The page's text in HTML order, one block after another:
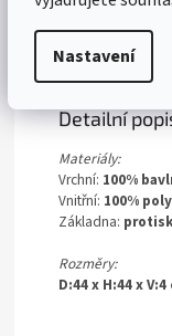
Nastavení
Detailní
Materiály:
Vrchní: 100%
Vnitřní: 100%
Základna:
Rozměry:
D:44 x H:44 x V:4